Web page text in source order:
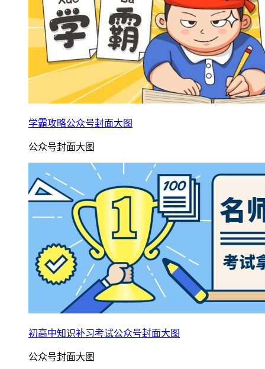
学霸攻略公众号封面大图
公众号封面大图
初高中知识补习考试公众号封面大图
公众号封面大图